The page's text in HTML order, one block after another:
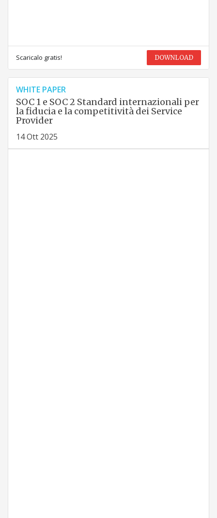
Scaricalo gratis! DOWNLOAD
WHITE PAPER
SOC 1 e SOC 2 Standard internazionali per
la fiducia e la competitività dei Service
Provider
14 Ott 2025